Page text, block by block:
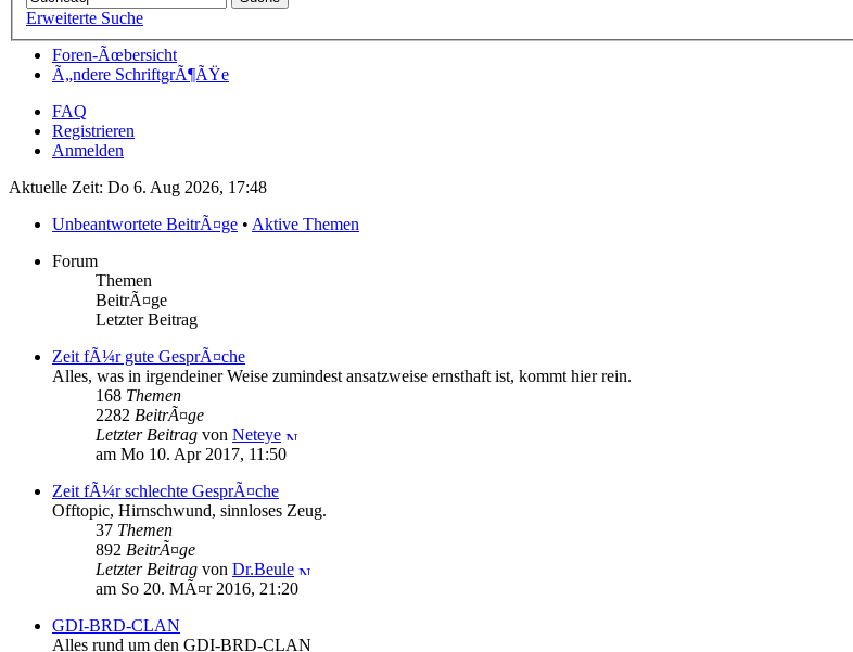
Erweiterte Suche
Foren-Ãœbersicht
Ã„ndere SchriftgrÃ¶ÃŸe
FAQ
Registrieren
Anmelden
Aktuelle Zeit: Do 6. Aug 2026, 17:48
Unbeantwortete BeitrÃ¤ge • Aktive Themen
Forum
Themen
BeitrÃ¤ge
Letzter Beitrag
Zeit fÃ¼r gute GesprÃ¤che
Alles, was in irgendeiner Weise zumindest ansatzweise ernsthaft ist, kommt hier rein.
168 Themen
2282 BeitrÃ¤ge
Letzter Beitrag von Neteye
am Mo 10. Apr 2017, 11:50
Zeit fÃ¼r schlechte GesprÃ¤che
Offtopic, Hirnschwund, sinnloses Zeug.
37 Themen
892 BeitrÃ¤ge
Letzter Beitrag von Dr.Beule
am So 20. MÃ¤r 2016, 21:20
GDI-BRD-CLAN
Alles rund um den GDI-BRD-CLAN